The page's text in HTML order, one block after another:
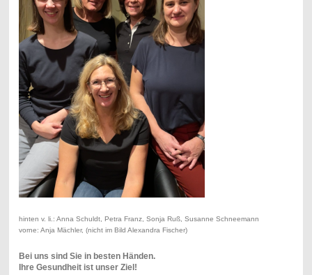
hinten v. li.: Anna Schuldt, Petra Franz, Sonja Ruß, Susanne Schneemann
vorne: Anja Mächler, (nicht im Bild Alexandra Fischer)
Bei uns sind Sie in besten Händen.
Ihre Gesundheit ist unser Ziel!